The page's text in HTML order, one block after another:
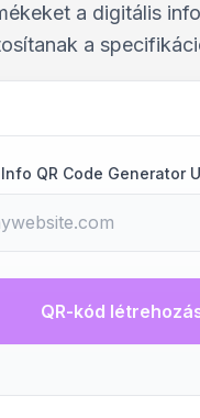
a digitális
a
QR Code Generator
QR-kód